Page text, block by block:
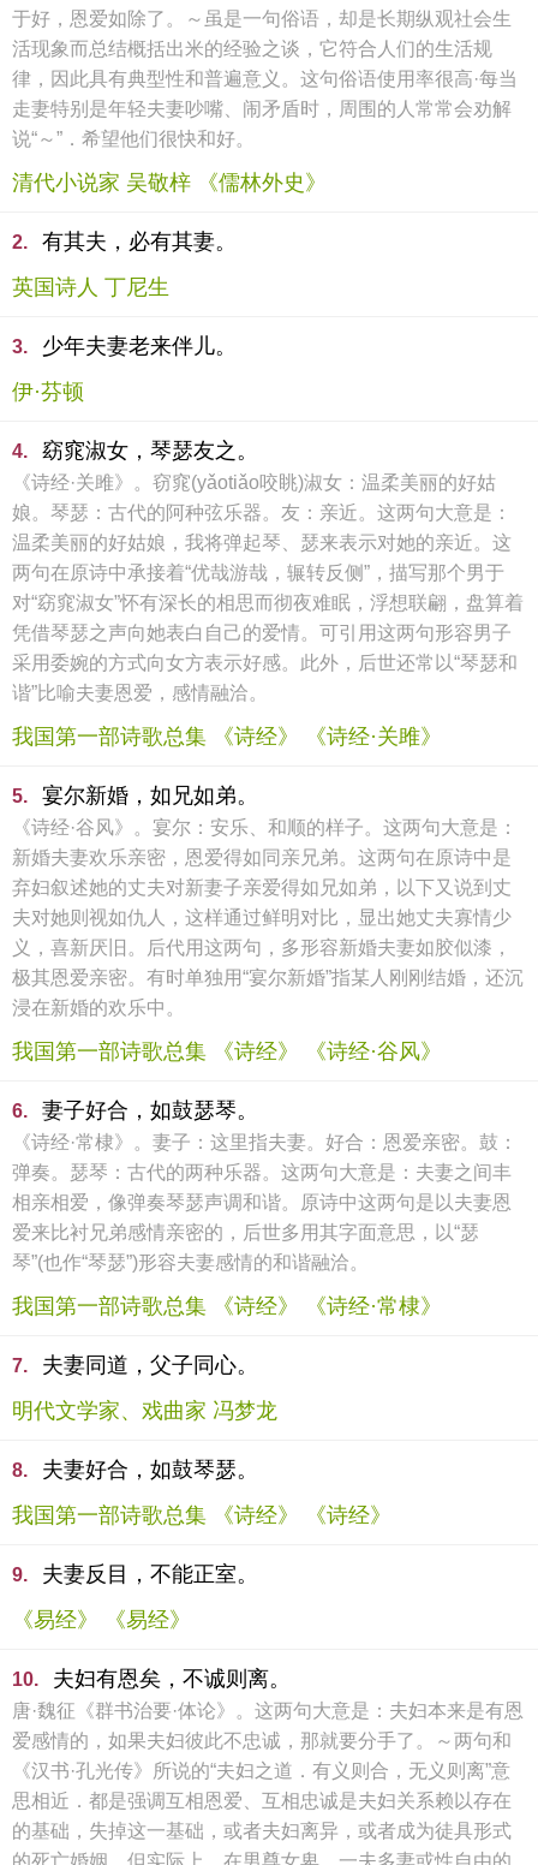
于好，恩爱如除了。～虽是一句俗语，却是长期纵观社会生
活现象而总结概括出米的经验之谈，它符合人们的生活规
律，因此具有典型性和普遍意义。这句俗语使用率很高·每当
走妻特别是年轻夫妻吵嘴、闹矛盾时，周围的人常常会劝解
说“～”．希望他们很快和好。
清代小说家 吴敬梓 《儒林外史》
2.
有其夫，必有其妻。
英国诗人 丁尼生
3.
少年夫妻老来伴儿。
伊·芬顿
4. 窈窕淑女，琴瑟友之。
《诗经·关雎》。窃窕(yǎotiǎo咬眺)淑女：温柔美丽的好姑
娘。琴瑟：古代的阿种弦乐器。友：亲近。这两句大意是：
温柔美丽的好姑娘，我将弹起琴、瑟来表示对她的亲近。这
两句在原诗中承接着“优哉游哉，辗转反侧”，描写那个男于
对“窈窕淑女”怀有深长的相思而彻夜难眠，浮想联翩，盘算着
凭借琴瑟之声向她表白自己的爱情。可引用这两句形容男子
采用委婉的方式向女方表示好感。此外，后世还常以“琴瑟和
谐”比喻夫妻恩爱，感情融洽。
我国第一部诗歌总集 《诗经》 《诗经·关雎》
5. 宴尔新婚，如兄如弟。
《诗经·谷风》。宴尔：安乐、和顺的样子。这两句大意是：
新婚夫妻欢乐亲密，恩爱得如同亲兄弟。这两句在原诗中是
弃妇叙述她的丈夫对新妻子亲爱得如兄如弟，以下又说到丈
夫对她则视如仇人，这样通过鲜明对比，显出她丈夫寡情少
义，喜新厌旧。后代用这两句，多形容新婚夫妻如胶似漆，
极其恩爱亲密。有时单独用“宴尔新婚”指某人刚刚结婚，还沉
浸在新婚的欢乐中。
我国第一部诗歌总集 《诗经》 《诗经·谷风》
6. 妻子好合，如鼓瑟琴。
《诗经·常棣》。妻子：这里指夫妻。好合：恩爱亲密。鼓：
弹奏。瑟琴：古代的两种乐器。这两句大意是：夫妻之间丰
相亲相爱，像弹奏琴瑟声调和谐。原诗中这两句是以夫妻恩
爱来比衬兄弟感情亲密的，后世多用其字面意思，以“瑟
琴”(也作“琴瑟”)形容夫妻感情的和谐融洽。
我国第一部诗歌总集 《诗经》 《诗经·常棣》
7.
夫妻同道，父子同心。
明代文学家、戏曲家 冯梦龙
8.
夫妻好合，如鼓琴瑟。
我国第一部诗歌总集 《诗经》 《诗经》
9.
夫妻反目，不能正室。
《易经》 《易经》
10. 夫妇有恩矣，不诚则离。
唐·魏征《群书治要·体论》。这两句大意是：夫妇本来是有恩
爱感情的，如果夫妇彼此不忠诚，那就要分手了。～两句和
《汉书·孔光传》所说的“夫妇之道．有义则合，无义则离”意
思相近．都是强调互相恩爱、互相忠诚是夫妇关系赖以存在
的基础，失掉这一基础，或者夫妇离异，或者成为徒具形式
的死亡婚姻。但实际上，在男尊女卑、一夫多妻或性自由的